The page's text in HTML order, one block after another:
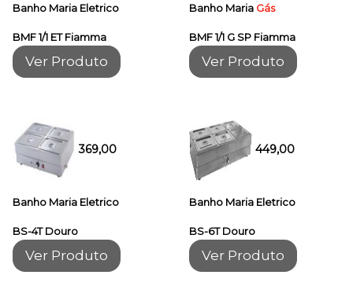
Banho Maria Eletrico
BMF 1/1 ET Fiamma
Ver Produto
Banho Maria Gás
BMF 1/1 G SP Fiamma
Ver Produto
369,00
Banho Maria Eletrico
BS-4T Douro
Ver Produto
449,00
Banho Maria Eletrico
BS-6T Douro
Ver Produto